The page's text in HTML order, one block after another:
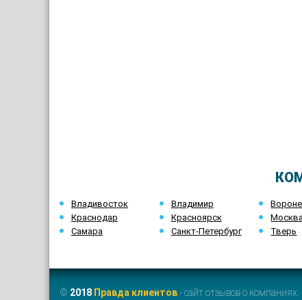
Владивосток Владимир
Краснодар
Красноярск
Самара
Санкт-Петербург Тверь
© 2018 Правда клиентов- сайт отзывов о компаниях.